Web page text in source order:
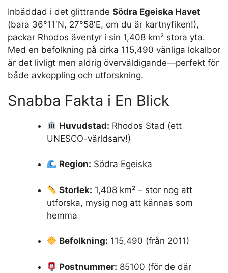
Inbäddad i det glittrande Södra Egeiska Havet
(bara 36°11′N, 27°58′E, om du är kartnyfiken!),
packar Rhodos äventyr i sin 1,408 km² stora yta.
Med en befolkning på cirka 115,490 vänliga lokalbor
är det livligt men aldrig överväldigande—perfekt för
både avkoppling och utforskning.
Snabba Fakta i En Blick
Huvudstad: Rhodos Stad (ett
UNESCO-världsarv!)
Region: Södra Egeiska
Storlek: 1,408 km² – stor nog att
utforska, mysig nog att kännas som
hemma
Befolkning: 115,490 (från 2011)
Postnummer: 85100 (för de där